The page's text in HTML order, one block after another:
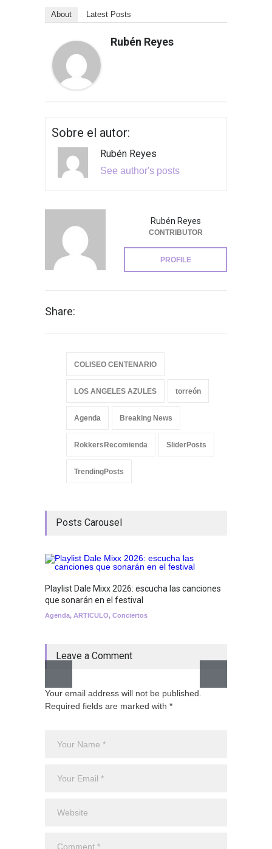
About Latest Posts
Rubén Reyes
Sobre el autor:
Rubén Reyes
See author's posts
Rubén Reyes
CONTRIBUTOR
PROFILE
Share:
COLISEO CENTENARIO
LOS ANGELES AZULES torreón
Agenda Breaking News
RokkersRecomienda SliderPosts
TrendingPosts
Posts Carousel
Playlist Dale Mixx 2026: escucha las canciones
que sonarán en el festival
Agenda, ARTICULO, Conciertos
Leave a Comment
Your email address will not be published.
Required fields are marked with *